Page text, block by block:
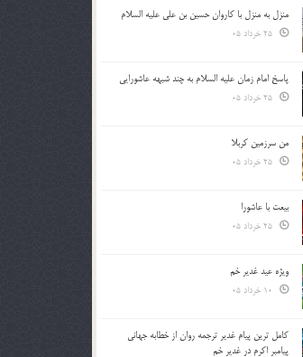
منزل به منزل با کاروان حسین بن علی علیه السلام
پاسخ امام زمان علیه السلام به چند شبهه عاشورایی
من سرزمین کربلا
بیعت با عاشورا
ویژه عید غدیر خم
کامل ترین پیام غدیر ترجمه روان از خطابه جهانی
پیامبر اکرم در غدیر خم